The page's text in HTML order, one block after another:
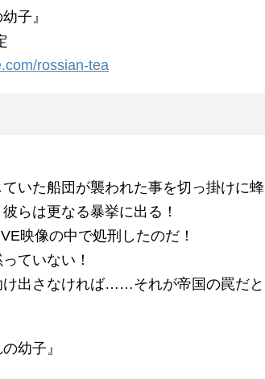
子』
rossian-tea
いた船団が襲われた事を切っ掛けに蜂
らは更なる暴挙に出る！
映像の中で処刑したのだ！
ていない！
け出さなければ……それが帝国の罠だと
幼子』